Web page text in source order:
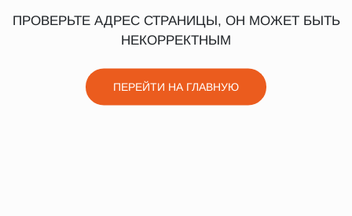
ПРОВЕРЬТЕ АДРЕС СТРАНИЦЫ, ОН МОЖЕТ БЫТЬ
НЕКОРРЕКТНЫМ
ПЕРЕЙТИ НА ГЛАВНУЮ